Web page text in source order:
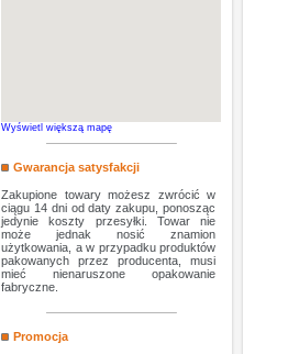
Wyświetl większą mapę
Gwarancja satysfakcji
Zakupione towary możesz zwrócić w
ciągu 14 dni od daty zakupu, ponosząc
jedynie koszty przesyłki. Towar nie
może jednak nosić znamion
użytkowania, a w przypadku produktów
pakowanych przez producenta, musi
mieć nienaruszone opakowanie
fabryczne.
Promocja